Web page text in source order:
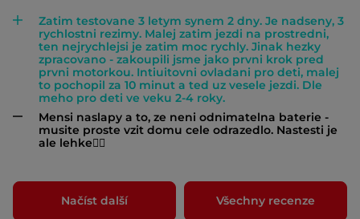
Zatim testovane 3 letym synem 2 dny. Je nadseny, 3
rychlostni rezimy. Malej zatim jezdi na prostredni,
ten nejrychlejsi je zatim moc rychly. Jinak hezky
zpracovano - zakoupili jsme jako prvni krok pred
prvni motorkou. Intiuitovni ovladani pro deti, malej
to pochopil za 10 minut a ted uz vesele jezdi. Dle
meho pro deti ve veku 2-4 roky.
Mensi naslapy a to, ze neni odnimatelna baterie -
musite proste vzit domu cele odrazedlo. Nastesti je
ale lehke👍🏽
Načíst další Všechny recenze